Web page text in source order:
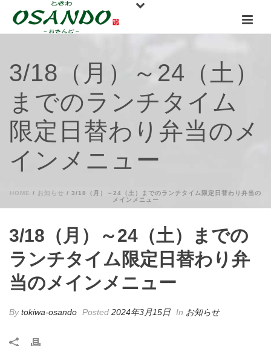
3/18（月）～24（土）
までのランチタイム
限定日替わり弁当のメ
インメニュー
HOME / お知らせ / 3/18（月）～24（土）までのランチタイム限定日替わり弁当の
メインメニュー
3/18（月）～24（土）までの
ランチタイム限定日替わり弁
当のメインメニュー
Bytokiwa-osando Posted 2024年3月15日 In お知らせ